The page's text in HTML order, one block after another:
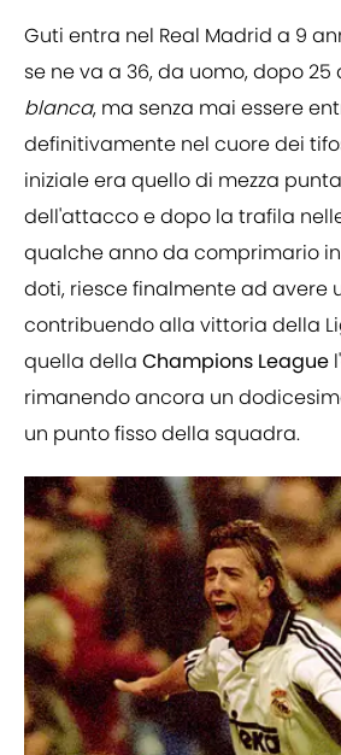
Guti entra nel Real Madrid a 9
se ne va a 36, da uomo, dopo 25
blanca, ma senza mai essere
definitivamente nel cuore dei
iniziale era quello di mezza
dell'attacco e dopo la trafila
qualche anno da comprimario
doti, riesce finalmente ad avere
contribuendo alla vittoria della
quella della Champions League
rimanendo ancora un
un punto fisso della squadra.